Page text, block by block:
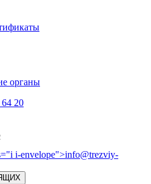
органы
20
i-envelope">info@trezviy-